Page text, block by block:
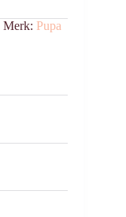
Merk: Pupa